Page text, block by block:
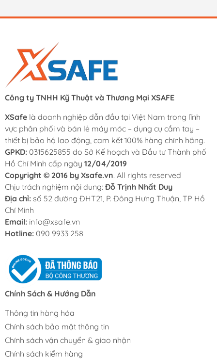
Công ty TNHH Kỹ Thuật và Thương Mại XSAFE
XSafe là doanh nghiệp dẫn đầu tại Việt Nam trong lĩnh
vực phân phối và bán lẻ máy móc – dụng cụ cầm tay –
thiết bị bảo hộ lao động, cam kết 100% hàng chính hãng.
GPKD: 0315625855 do Sở Kế hoạch và Đầu tư Thành phố
Hồ Chí Minh cấp ngày 12/04/2019
Copyright © 2016 by Xsafe.vn. All rights reserved
Chịu trách nghiệm nội dung: Đỗ Trịnh Nhất Duy
Địa chỉ: số 52 đường ĐHT21, P. Đông Hưng Thuận, TP Hồ
Chí Minh
Email: info@xsafe.vn
Hotline: 090 9933 258
Chính Sách & Hướng Dẫn
Thông tin hàng hóa
Chính sách bảo mật thông tin
Chính sách vận chuyển & giao nhận
Chính sách kiểm hàng